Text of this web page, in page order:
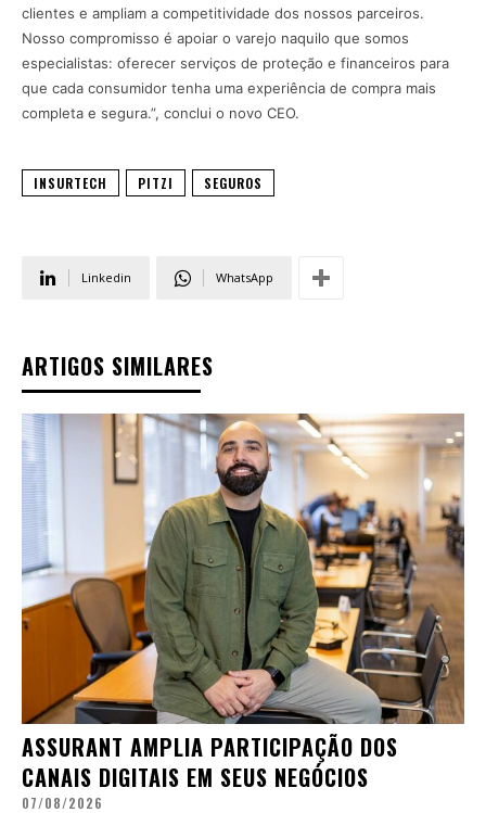
clientes e ampliam a competitividade dos nossos parceiros.
Nosso compromisso é apoiar o varejo naquilo que somos
especialistas: oferecer serviços de proteção e financeiros para
que cada consumidor tenha uma experiência de compra mais
completa e segura.”, conclui o novo CEO.
INSURTECH PITZI SEGUROS
Linkedin WhatsApp
ARTIGOS SIMILARES
ASSURANT AMPLIA PARTICIPAÇÃO DOS
CANAIS DIGITAIS EM SEUS NEGÓCIOS
07/08/2026